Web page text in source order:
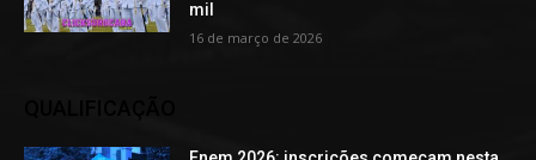
mil
16 de março de 2026